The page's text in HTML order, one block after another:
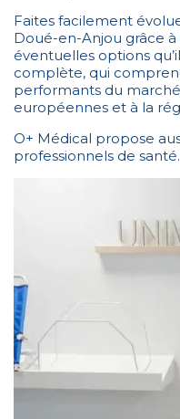
Faites facilement
Doué-en-Anjou grâce à
éventuelles options
complète, qui
performants du
européennes et à la
O+ Médical propose
professionnels de santé.